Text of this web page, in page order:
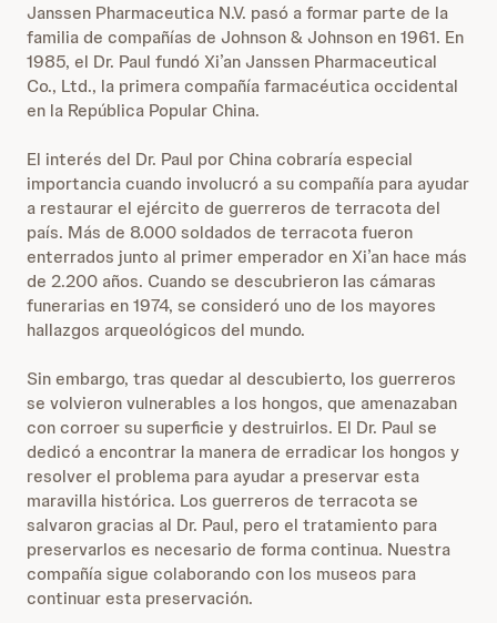
Janssen Pharmaceutica N.V. pasó a formar parte de la
familia de compañías de Johnson & Johnson en 1961. En
1985, el Dr. Paul fundó Xi’an Janssen Pharmaceutical
Co., Ltd., la primera compañía farmacéutica occidental
en la República Popular China.
El interés del Dr. Paul por China cobraría especial
importancia cuando involucró a su compañía para ayudar
a restaurar el ejército de guerreros de terracota del
país. Más de 8.000 soldados de terracota fueron
enterrados junto al primer emperador en Xi’an hace más
de 2.200 años. Cuando se descubrieron las cámaras
funerarias en 1974, se consideró uno de los mayores
hallazgos arqueológicos del mundo.
Sin embargo, tras quedar al descubierto, los guerreros
se volvieron vulnerables a los hongos, que amenazaban
con corroer su superficie y destruirlos. El Dr. Paul se
dedicó a encontrar la manera de erradicar los hongos y
resolver el problema para ayudar a preservar esta
maravilla histórica. Los guerreros de terracota se
salvaron gracias al Dr. Paul, pero el tratamiento para
preservarlos es necesario de forma continua. Nuestra
compañía sigue colaborando con los museos para
continuar esta preservación.